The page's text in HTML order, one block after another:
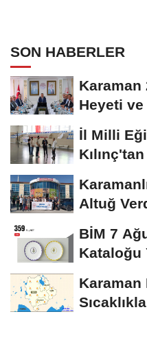
SON HABERLER
Karaman
Heyeti
İl Milli
Altuğ
Uğurlandı
BİM 7
Kataloğu
Karaman